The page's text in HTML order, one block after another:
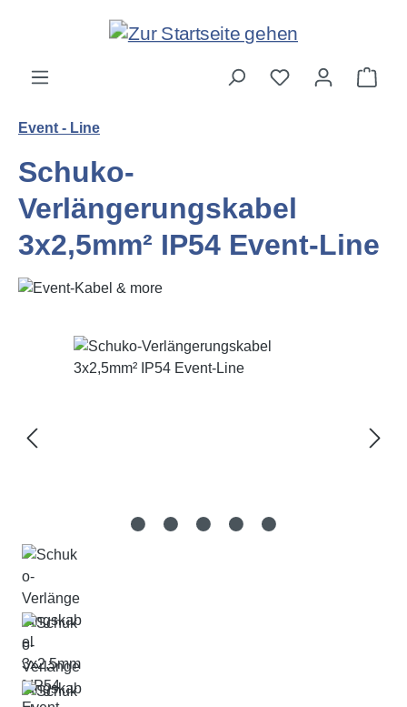
Zum Hauptinhalt springen
Event - Line
Schuko-
Verlängerungskabel
3x2,5mm² IP54 Event-Line
Bildergalerie überspringen